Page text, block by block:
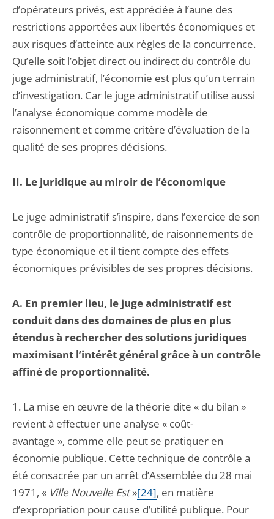
d’opérateurs privés, est appréciée à l’aune des
restrictions apportées aux libertés économiques et
aux risques d’atteinte aux règles de la concurrence.
Qu’elle soit l’objet direct ou indirect du contrôle du
juge administratif, l’économie est plus qu’un terrain
d’investigation. Car le juge administratif utilise aussi
l’analyse économique comme modèle de
raisonnement et comme critère d’évaluation de la
qualité de ses propres décisions.
II. Le juridique au miroir de l’économique
Le juge administratif s’inspire, dans l’exercice de son
contrôle de proportionnalité, de raisonnements de
type économique et il tient compte des effets
économiques prévisibles de ses propres décisions.
A. En premier lieu, le juge administratif est
conduit dans des domaines de plus en plus
étendus à rechercher des solutions juridiques
maximisant l’intérêt général grâce à un contrôle
affiné de proportionnalité.
1. La mise en œuvre de la théorie dite « du bilan »
revient à effectuer une analyse « coût-
avantage », comme elle peut se pratiquer en
économie publique. Cette technique de contrôle a
été consacrée par un arrêt d’Assemblée du 28 mai
1971, « Ville Nouvelle Est»[24], en matière
d’expropriation pour cause d’utilité publique. Pour